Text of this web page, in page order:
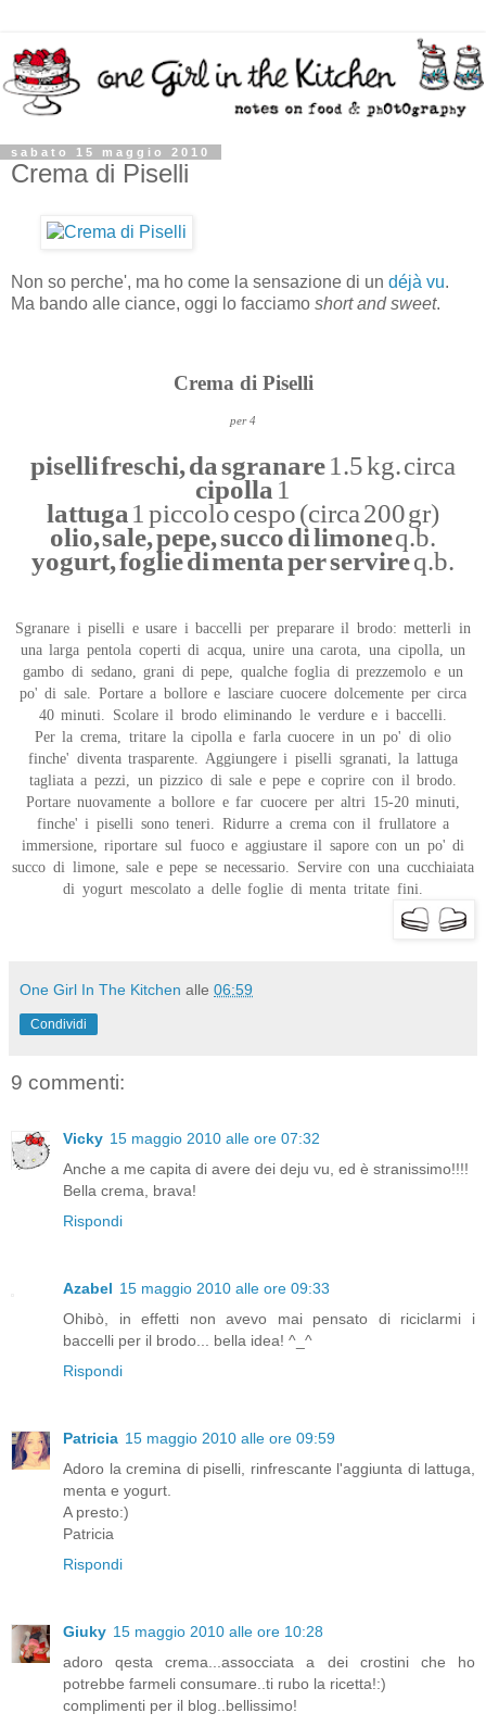
sabato 15 maggio 2010
Crema di Piselli
Non so perche', ma ho come la sensazione di un déjà vu.
Ma bando alle ciance, oggi lo facciamo short and sweet.
Crema di Piselli
per 4
piselli freschi, da sgranare1.5 kg. circa
cipolla 1
lattuga 1 piccolo cespo (circa 200 gr)
olio, sale, pepe, succo di limoneq.b.
yogurt, foglie di menta per servireq.b.
Sgranare i piselli e usare i baccelli per preparare il brodo: metterli in
una larga pentola coperti di acqua, unire una carota, una cipolla, un
gambo di sedano, grani di pepe, qualche foglia di prezzemolo e un
po' di sale. Portare a bollore e lasciare cuocere dolcemente per circa
40 minuti. Scolare il brodo eliminando le verdure e i baccelli.
Per la crema, tritare la cipolla e farla cuocere in un po' di olio
finche' diventa trasparente. Aggiungere i piselli sgranati, la lattuga
tagliata a pezzi, un pizzico di sale e pepe e coprire con il brodo.
Portare nuovamente a bollore e far cuocere per altri 15-20 minuti,
finche' i piselli sono teneri. Ridurre a crema con il frullatore a
immersione, riportare sul fuoco e aggiustare il sapore con un po' di
succo di limone, sale e pepe se necessario. Servire con una cucchiaiata
di yogurt mescolato a delle foglie di menta tritate fini.
One Girl In The Kitchen alle 06:59
Condividi
9 commenti:
Vicky 15 maggio 2010 alle ore 07:32
Anche a me capita di avere dei deju vu, ed è stranissimo!!!!
Bella crema, brava!
Rispondi
Azabel 15 maggio 2010 alle ore 09:33
Ohibò, in effetti non avevo mai pensato di riciclarmi i
baccelli per il brodo... bella idea! ^_^
Rispondi
Patricia 15 maggio 2010 alle ore 09:59
Adoro la cremina di piselli, rinfrescante l'aggiunta di lattuga,
menta e yogurt.
A presto:)
Patricia
Rispondi
Giuky 15 maggio 2010 alle ore 10:28
adoro qesta crema...assocciata a dei crostini che ho
potrebbe farmeli consumare..ti rubo la ricetta!:)
complimenti per il blog..bellissimo!